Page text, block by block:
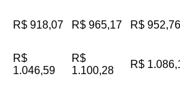
R$ 918,07 R$ 965,17 R$ 952,76
R$
1.046,59
R$
1.100,28
R$